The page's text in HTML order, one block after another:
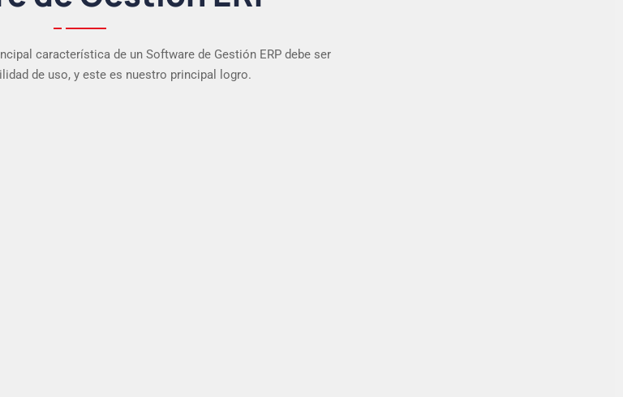
característica de un Software de Gestión ERP debe ser
de uso, y este es nuestro principal logro.